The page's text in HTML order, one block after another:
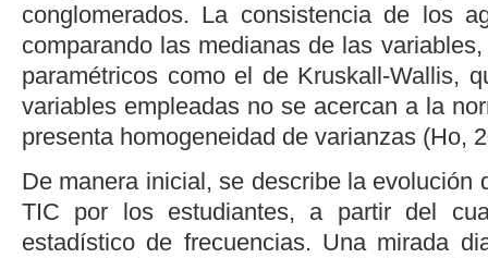
conglomerados. La consistencia de los
comparando las medianas de las
paramétricos como el de Kruskall-Wallis,
variables empleadas no se acercan a la
presenta homogeneidad de varianzas (Ho,
De manera inicial, se describe la evolución
TIC por los estudiantes, a partir del
estadístico de frecuencias. Una mirada